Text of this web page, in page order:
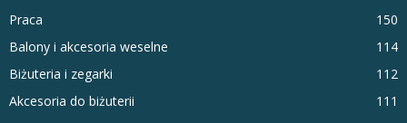
Praca
150
Balony i akcesoria weselne
114
Biżuteria i zegarki
112
Akcesoria do biżuterii
111